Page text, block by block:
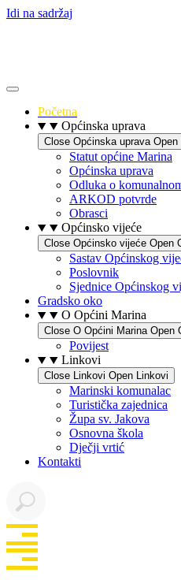
Idi na sadržaj
Početna
Općinska uprava
Close Općinska uprava Open
Statut općine Marina
Općinska uprava
Odluka o
ARKOD potvrde
Obrasci
Općinsko vijeće
Close Općinsko vijeće Open
Sastav Općinskog
Poslovnik
Sjednice Općinskog
Gradsko oko
O Općini Marina
Close O Općini Marina Open
Povijest
Linkovi
Close Linkovi Open Linkovi
Marinski komunalac
Turistička zajednica
Župa sv. Jakova
Osnovna škola
Dječji vrtić
Kontakti